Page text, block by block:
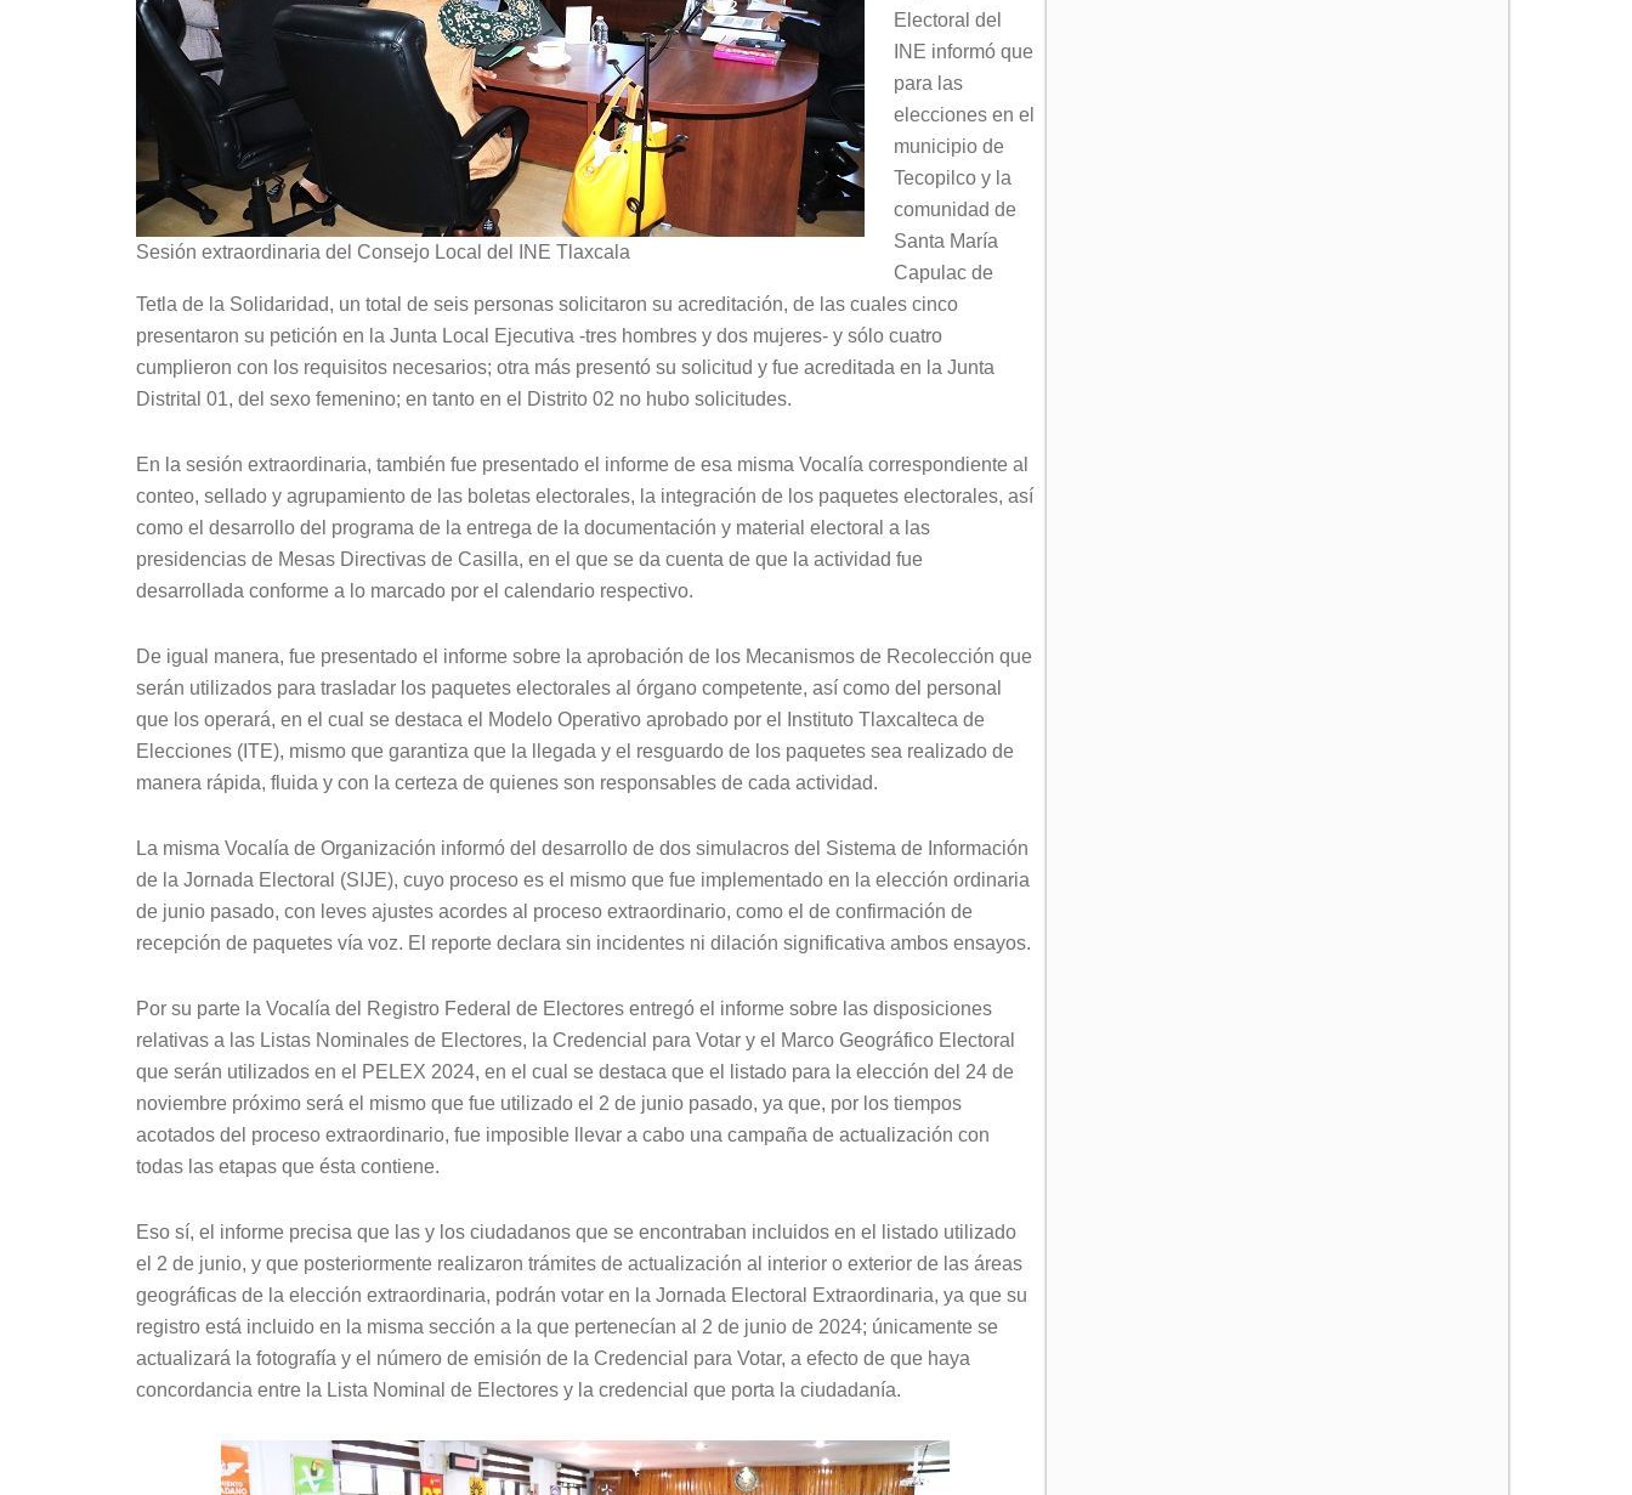
Sesión extraordinaria del Consejo Local del INE Tlaxcala
Electoral del
INE informó que
para las
elecciones en el
municipio de
Tecopilco y la
comunidad de
Santa María
Capulac de
Tetla de la Solidaridad, un total de seis personas solicitaron su acreditación, de las cuales cinco
presentaron su petición en la Junta Local Ejecutiva -tres hombres y dos mujeres- y sólo cuatro
cumplieron con los requisitos necesarios; otra más presentó su solicitud y fue acreditada en la Junta
Distrital 01, del sexo femenino; en tanto en el Distrito 02 no hubo solicitudes.
En la sesión extraordinaria, también fue presentado el informe de esa misma Vocalía correspondiente al
conteo, sellado y agrupamiento de las boletas electorales, la integración de los paquetes electorales, así
como el desarrollo del programa de la entrega de la documentación y material electoral a las
presidencias de Mesas Directivas de Casilla, en el que se da cuenta de que la actividad fue
desarrollada conforme a lo marcado por el calendario respectivo.
De igual manera, fue presentado el informe sobre la aprobación de los Mecanismos de Recolección que
serán utilizados para trasladar los paquetes electorales al órgano competente, así como del personal
que los operará, en el cual se destaca el Modelo Operativo aprobado por el Instituto Tlaxcalteca de
Elecciones (ITE), mismo que garantiza que la llegada y el resguardo de los paquetes sea realizado de
manera rápida, fluida y con la certeza de quienes son responsables de cada actividad.
La misma Vocalía de Organización informó del desarrollo de dos simulacros del Sistema de Información
de la Jornada Electoral (SIJE), cuyo proceso es el mismo que fue implementado en la elección ordinaria
de junio pasado, con leves ajustes acordes al proceso extraordinario, como el de confirmación de
recepción de paquetes vía voz. El reporte declara sin incidentes ni dilación significativa ambos ensayos.
Por su parte la Vocalía del Registro Federal de Electores entregó el informe sobre las disposiciones
relativas a las Listas Nominales de Electores, la Credencial para Votar y el Marco Geográfico Electoral
que serán utilizados en el PELEX 2024, en el cual se destaca que el listado para la elección del 24 de
noviembre próximo será el mismo que fue utilizado el 2 de junio pasado, ya que, por los tiempos
acotados del proceso extraordinario, fue imposible llevar a cabo una campaña de actualización con
todas las etapas que ésta contiene.
Eso sí, el informe precisa que las y los ciudadanos que se encontraban incluidos en el listado utilizado
el 2 de junio, y que posteriormente realizaron trámites de actualización al interior o exterior de las áreas
geográficas de la elección extraordinaria, podrán votar en la Jornada Electoral Extraordinaria, ya que su
registro está incluido en la misma sección a la que pertenecían al 2 de junio de 2024; únicamente se
actualizará la fotografía y el número de emisión de la Credencial para Votar, a efecto de que haya
concordancia entre la Lista Nominal de Electores y la credencial que porta la ciudadanía.